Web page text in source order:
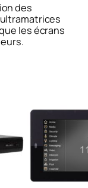
des
les écrans